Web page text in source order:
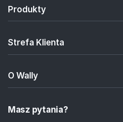
Produkty
Strefa Klienta
O Wally
Masz pytania?